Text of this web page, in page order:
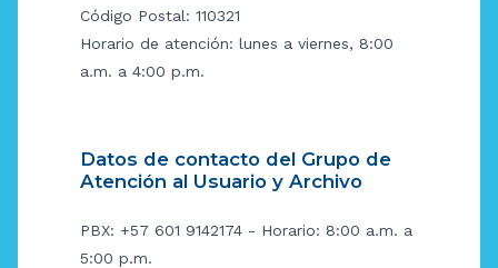
Código Postal: 110321
Horario de atención: lunes a viernes, 8:00
a.m. a 4:00 p.m.
Datos de contacto del Grupo de
Atención al Usuario y Archivo
PBX: +57 601 9142174 - Horario: 8:00 a.m. a
5:00 p.m.